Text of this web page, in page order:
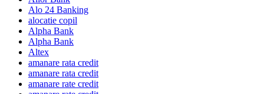
Alo 24 Banking
alocatie copil
Alpha Bank
Alpha Bank
Altex
amanare rata credit
amanare rata credit
amanare rate credit